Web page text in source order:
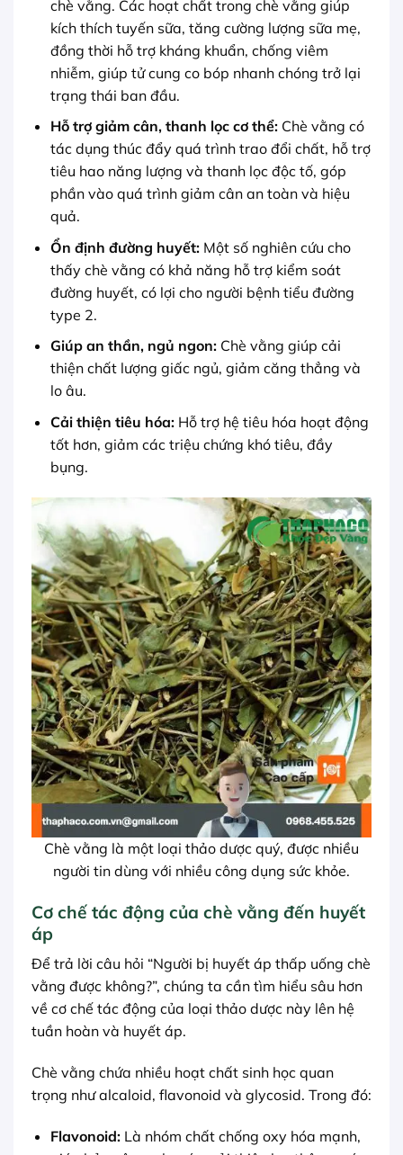
chè vằng. Các hoạt chất trong chè vằng giúp
kích thích tuyến sữa, tăng cường lượng sữa mẹ,
đồng thời hỗ trợ kháng khuẩn, chống viêm
nhiễm, giúp tử cung co bóp nhanh chóng trở lại
trạng thái ban đầu.
Hỗ trợ giảm cân, thanh lọc cơ thể:Chè vằng có
tác dụng thúc đẩy quá trình trao đổi chất, hỗ trợ
tiêu hao năng lượng và thanh lọc độc tố, góp
phần vào quá trình giảm cân an toàn và hiệu
quả.
Ổn định đường huyết:Một số nghiên cứu cho
thấy chè vằng có khả năng hỗ trợ kiểm soát
đường huyết, có lợi cho người bệnh tiểu đường
type 2.
Giúp an thần, ngủ ngon:Chè vằng giúp cải
thiện chất lượng giấc ngủ, giảm căng thẳng và
lo âu.
Cải thiện tiêu hóa:Hỗ trợ hệ tiêu hóa hoạt động
tốt hơn, giảm các triệu chứng khó tiêu, đầy
bụng.
Chè vằng là một loại thảo dược quý, được nhiều
người tin dùng với nhiều công dụng sức khỏe.
Cơ chế tác động của chè vằng đến huyết
áp
Để trả lời câu hỏi “Người bị huyết áp thấp uống chè
vằng được không?”, chúng ta cần tìm hiểu sâu hơn
về cơ chế tác động của loại thảo dược này lên hệ
tuần hoàn và huyết áp.
Chè vằng chứa nhiều hoạt chất sinh học quan
trọng như alcaloid, flavonoid và glycosid. Trong đó:
Flavonoid:Là nhóm chất chống oxy hóa mạnh,